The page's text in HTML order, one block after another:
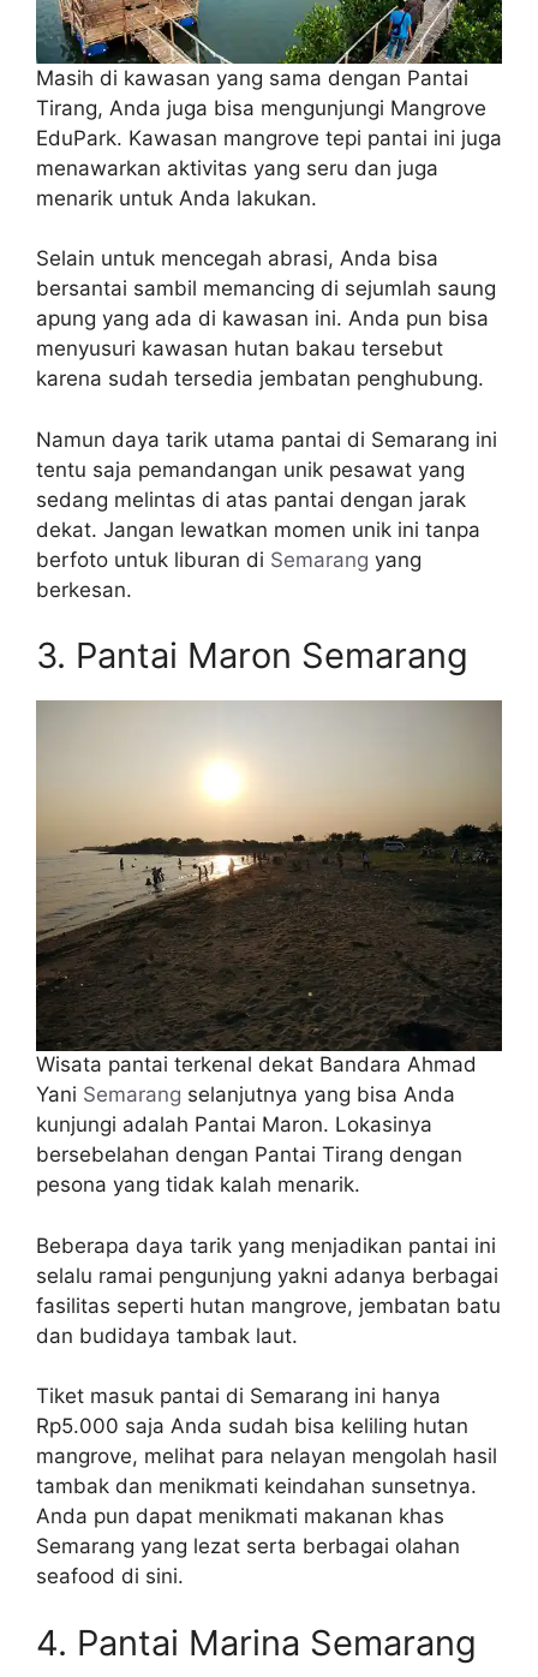
Masih di kawasan yang sama dengan Pantai
Tirang, Anda juga bisa mengunjungi Mangrove
EduPark. Kawasan mangrove tepi pantai ini juga
menawarkan aktivitas yang seru dan juga
menarik untuk Anda lakukan.
Selain untuk mencegah abrasi, Anda bisa
bersantai sambil memancing di sejumlah saung
apung yang ada di kawasan ini. Anda pun bisa
menyusuri kawasan hutan bakau tersebut
karena sudah tersedia jembatan penghubung.
Namun daya tarik utama pantai di Semarang ini
tentu saja pemandangan unik pesawat yang
sedang melintas di atas pantai dengan jarak
dekat. Jangan lewatkan momen unik ini tanpa
berfoto untuk liburan di Semarang yang
berkesan.
3. Pantai Maron Semarang
Wisata pantai terkenal dekat Bandara Ahmad
Yani Semarang selanjutnya yang bisa Anda
kunjungi adalah Pantai Maron. Lokasinya
bersebelahan dengan Pantai Tirang dengan
pesona yang tidak kalah menarik.
Beberapa daya tarik yang menjadikan pantai ini
selalu ramai pengunjung yakni adanya berbagai
fasilitas seperti hutan mangrove, jembatan batu
dan budidaya tambak laut.
Tiket masuk pantai di Semarang ini hanya
Rp5.000 saja Anda sudah bisa keliling hutan
mangrove, melihat para nelayan mengolah hasil
tambak dan menikmati keindahan sunsetnya.
Anda pun dapat menikmati makanan khas
Semarang yang lezat serta berbagai olahan
seafood di sini.
4. Pantai Marina Semarang